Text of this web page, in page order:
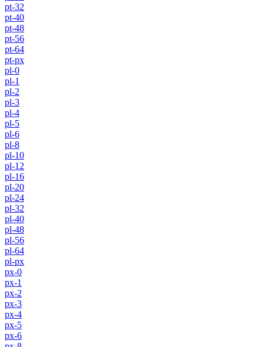
pt-32
pt-40
pt-48
pt-56
pt-64
pt-px
pl-0
pl-1
pl-2
pl-3
pl-4
pl-5
pl-6
pl-8
pl-10
pl-12
pl-16
pl-20
pl-24
pl-32
pl-40
pl-48
pl-56
pl-64
pl-px
px-0
px-1
px-2
px-3
px-4
px-5
px-6